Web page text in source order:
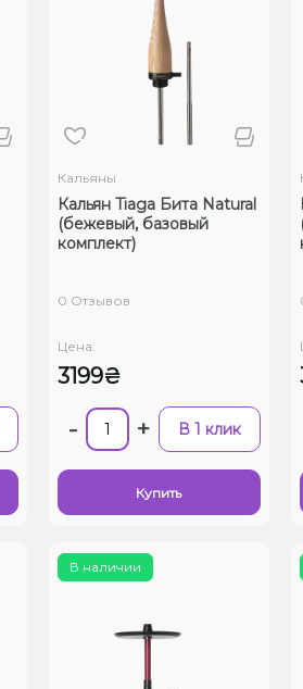
Кальяны
Кальян Tiaga Бита Natural
(бежевый, базовый
комплект)
0 Отзывов
Цена:
3199₴
- + В 1 клик
Купить
В наличии